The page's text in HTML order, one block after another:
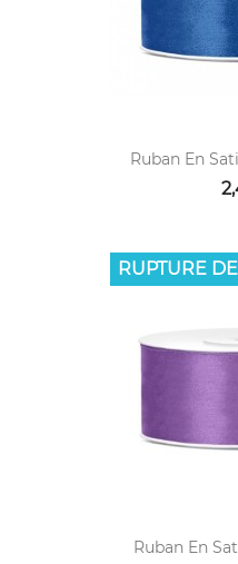
Ruban En
Ruban En
RUPTURE